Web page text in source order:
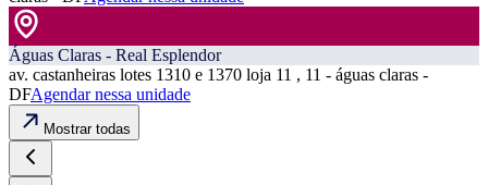
Águas Claras - Real Esplendor
av. castanheiras lotes 1310 e 1370 loja 11 , 11 - águas claras -
DFAgendar nessa unidade
Mostrar todas